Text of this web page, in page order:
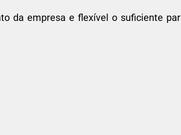
da empresa e flexível o suficiente